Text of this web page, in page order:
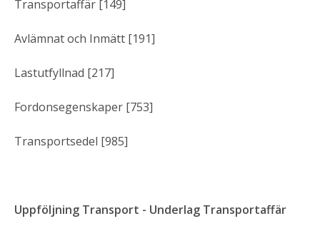
Transportaffär [149]
Avlämnat och Inmätt [191]
Lastutfyllnad [217]
Fordonsegenskaper [753]
Transportsedel [985]
Uppföljning Transport - Underlag Transportaffär